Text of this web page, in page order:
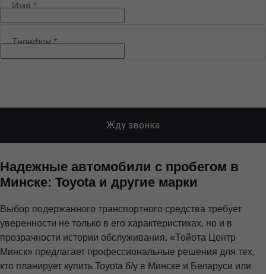
Имя*
Телефон*
Жду звонка
Надежные автомобили с пробегом в
Минске: Toyota и другие марки
Выбор подержанного транспортного средства требует
уверенности не только в его характеристиках, но и в
прозрачности истории обслуживания. «Тойота Центр
Минск» предлагает профессиональные решения для тех,
кто планирует купить Toyota б/у в Минске и Беларуси или